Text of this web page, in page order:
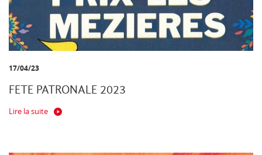
17/04/23
FETE PATRONALE 2023
Lire la suite